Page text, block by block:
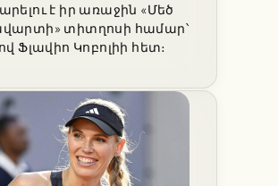
է իր առաջին «Մեծ
տիտղոսի համար՝
Ֆլավիո Կոբոլիի հետ։